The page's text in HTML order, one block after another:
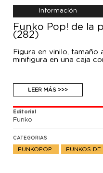
Información
Funko Pop! de la
(282)
Figura en vinilo, tamaño
minifigura en una caja
LEER MÁS >>>
Editorial
Funko
CATEGORIAS
FUNKOPOP FUNKOS DE